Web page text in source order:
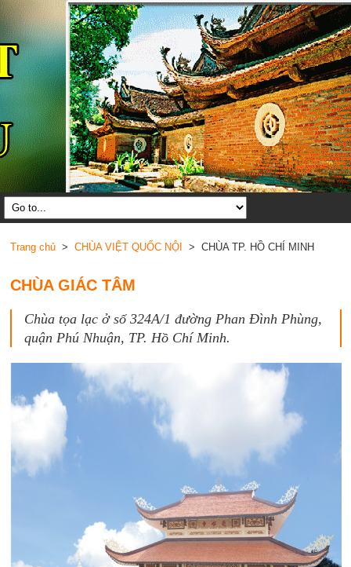
Trang chủ> CHÙA VIỆT QUỐC NỘI > CHÙA TP. HỒ CHÍ MINH
CHÙA GIÁC TÂM
Chùa tọa lạc ở số 324A/1 đường Phan Đình Phùng,
quận Phú Nhuận, TP. Hồ Chí Minh.